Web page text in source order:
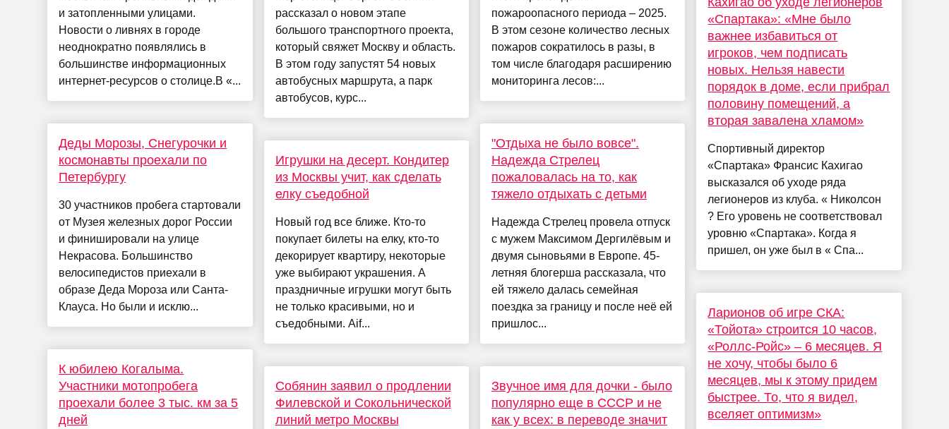
и затопленными улицами.
Новости о ливнях в городе
неоднократно появлялись в
большинстве информационных
интернет-ресурсов о столице.В «...
Деды Морозы, Снегурочки и
космонавты проехали по
Петербургу
30 участников пробега стартовали
от Музея железных дорог России
и финишировали на улице
Некрасова. Большинство
велосипедистов приехали в
образе Деда Мороза или Санта-
Клауса. Но были и исклю...
К юбилею Когалыма.
Участники мотопробега
проехали более 3 тыс. км за 5
дней
рассказал о новом этапе
большого транспортного проекта,
который свяжет Москву и область.
В этом году запустят 54 новых
автобусных маршрута, а парк
автобусов, курс...
Игрушки на десерт. Кондитер
из Москвы учит, как сделать
елку съедобной
Новый год все ближе. Кто-то
покупает билеты на елку, кто-то
декорирует квартиру, некоторые
уже выбирают украшения. А
праздничные игрушки могут быть
не только красивыми, но и
съедобными. Aif...
Собянин заявил о продлении
Филевской и Сокольнической
линий метро Москвы
пожароопасного периода – 2025.
В этом сезоне количество лесных
пожаров сократилось в разы, в
том числе благодаря расширению
мониторинга лесов:...
"Отдыха не было вовсе".
Надежда Стрелец
пожаловалась на то, как
тяжело отдыхать с детьми
Надежда Стрелец провела отпуск
с мужем Максимом Дергилёвым и
двумя сыновьями в Европе. 45-
летняя блогерша рассказала, что
ей тяжело далась семейная
поездка за границу и после неё ей
пришлос...
Звучное имя для дочки - было
популярно еще в СССР и не
как у всех: в переводе значит
«Спартака»: «Мне было
важнее избавиться от
игроков, чем подписать
новых. Нельзя навести
порядок в доме, если прибрал
половину помещений, а
вторая завалена хламом»
Спортивный директор
«Спартака» Франсис Кахигао
высказался об уходе ряда
легионеров из клуба. « Николсон
? Его уровень не соответствовал
уровню «Спартака». Когда я
пришел, он уже был в « Спа...
Ларионов об игре СКА:
«Тойота» строится 10 часов,
«Роллс-Ройс» – 6 месяцев. Я
не хочу, чтобы было 6
месяцев, мы к этому придем
быстрее. То, что я видел,
вселяет оптимизм»